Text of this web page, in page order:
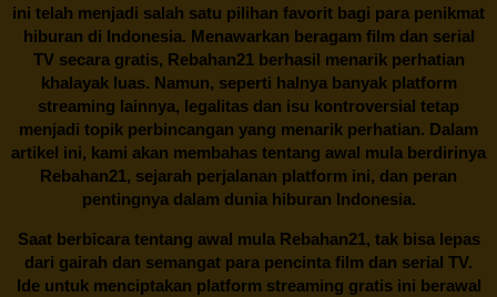
ini telah menjadi salah satu pilihan favorit bagi para penikmat
hiburan di Indonesia. Menawarkan beragam film dan serial
TV secara gratis, Rebahan21berhasil menarik perhatian
khalayak luas. Namun, seperti halnya banyak platform
streaming lainnya, legalitas dan isu kontroversial tetap
menjadi topik perbincangan yang menarik perhatian. Dalam
artikel ini, kami akan membahas tentang awal mula berdirinya
Rebahan21, sejarah perjalanan platform ini, dan peran
pentingnya dalam dunia hiburan Indonesia.
Saat berbicara tentang awal mula Rebahan21, tak bisa lepas
dari gairah dan semangat para pencinta film dan serial TV.
Ide untuk menciptakan platform streaming gratis ini berawal